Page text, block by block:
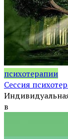
психотерапии
Сессия
в